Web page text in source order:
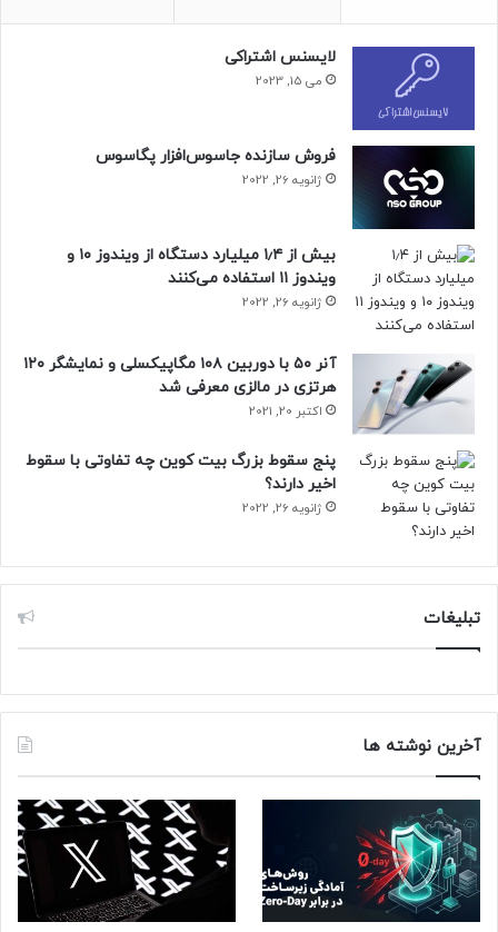
منبع : زومیت
فناوری
لایسنس اشتراکی
می 15, 2023
فروش سازنده جاسوس‌افزار پگاسوس
ژانویه 26, 2022
بیش از ۱٫۴ میلیارد دستگاه از ویندوز ۱۰ و
ویندوز ۱۱ استفاده می‌کنند
ژانویه 26, 2022
آنر ۵۰ با دوربین ۱۰۸ مگاپیکسلی و نمایشگر ۱۲۰
هرتزی در مالزی معرفی شد
اکتبر 20, 2021
پنج سقوط بزرگ بیت کوین چه تفاوتی با سقوط
اخیر دارند؟
ژانویه 26, 2022
تبلیغات
آخرین نوشته ها